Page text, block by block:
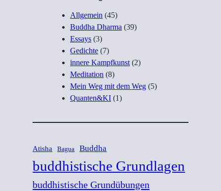
Allgemein (45)
Buddha Dharma (39)
Essays (3)
Gedichte (7)
innere Kampfkunst(2)
Meditation (8)
Mein Weg mit dem Weg (5)
Quanten&KI (1)
Atisha Bagua Buddha
buddhistische Grundlagen
buddhistische Grundübungen